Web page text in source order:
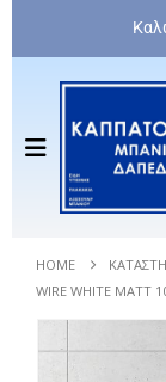
HOME
WIRE WHITE MATT